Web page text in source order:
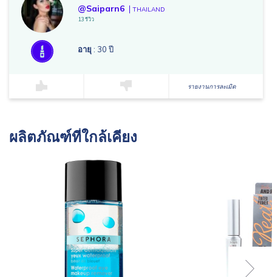
@Saiparn6 THAILAND
13 รีวิว
อายุ : 30 ปี
รายงานการละเมิด
ผลิตภัณฑ์ที่ใกล้เคียง